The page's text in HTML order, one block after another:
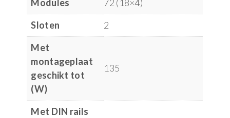
Modules
72 (18×4)
Sloten
2
Met
montageplaat
geschikt tot
(W)
135
Met DIN rails